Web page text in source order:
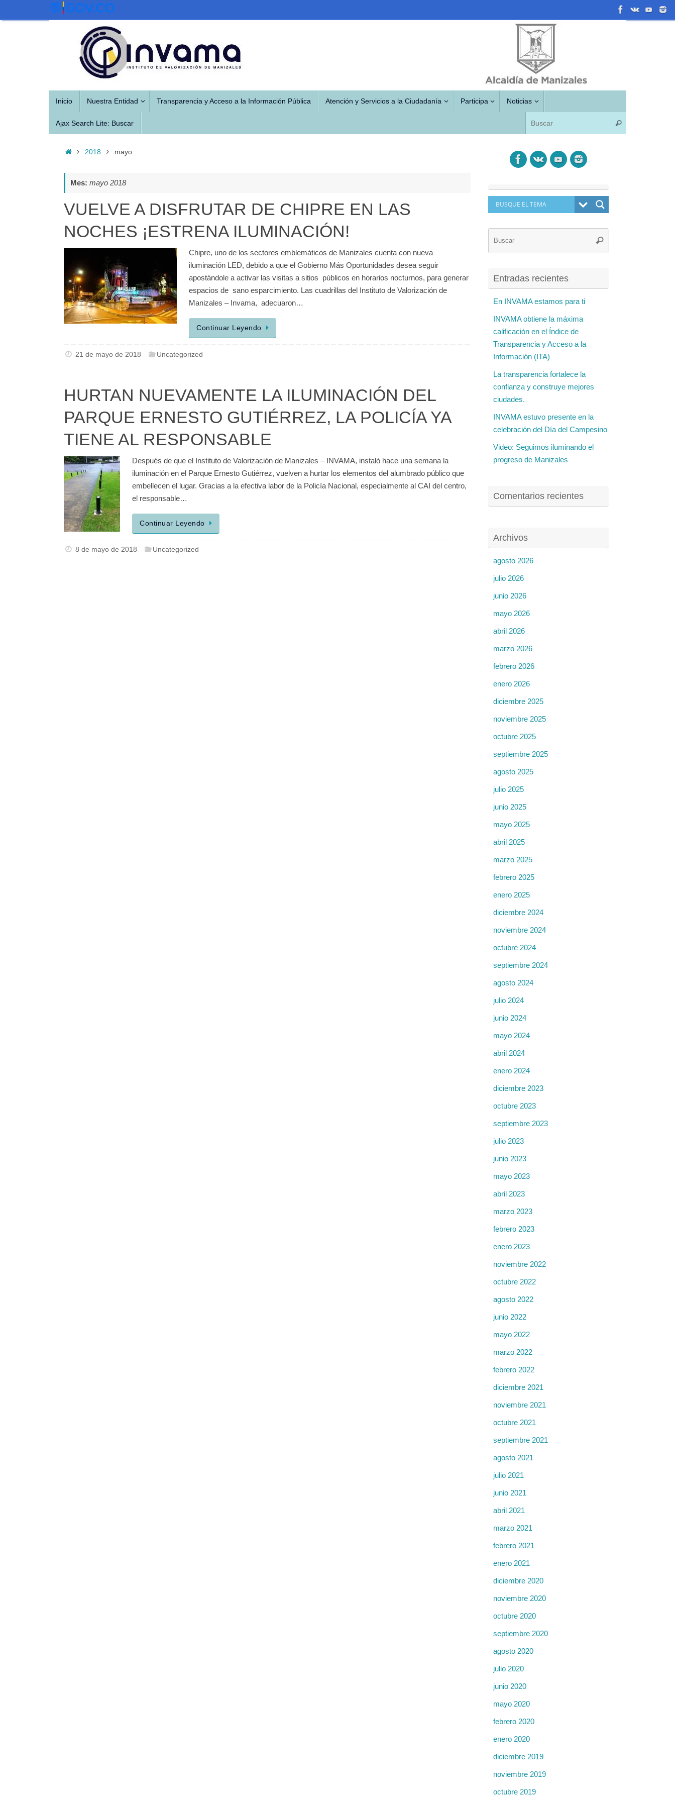
al
Inicio Nuestra Entidad Transparencia y Acceso a la Información Pública Atención y Servicios a la Ciudadanía Participa Noticias
Ajax Search Lite: Buscar Buscar
Inicio2018 mayo
Mes: mayo 2018
VUELVE A DISFRUTAR DE CHIPRE EN LAS
NOCHES ¡ESTRENA ILUMINACIÓN!
Chipre, uno de los sectores emblemáticos de Manizales cuenta con nueva
iluminación LED, debido a que el Gobierno Más Oportunidades desea seguir
apostándole a activar las visitas a sitios públicos en horarios nocturnos, para generar
espacios de sano esparcimiento. Las cuadrillas del Instituto de Valorización de
Manizales – Invama, adecuaron…
Continuar Leyendo
21 de mayo de 2018 Uncategorized
HURTAN NUEVAMENTE LA ILUMINACIÓN DEL
PARQUE ERNESTO GUTIÉRREZ, LA POLICÍA YA
TIENE AL RESPONSABLE
Después de que el Instituto de Valorización de Manizales – INVAMA, instaló hace una semana la
iluminación en el Parque Ernesto Gutiérrez, vuelven a hurtar los elementos del alumbrado público que
embellecen el lugar. Gracias a la efectiva labor de la Policía Nacional, especialmente al CAI del centro,
el responsable…
Continuar Leyendo
8 de mayo de 2018 Uncategorized
Buscar
Entradas recientes
En INVAMA estamos para ti
INVAMA obtiene la máxima
calificación en el Índice de
Transparencia y Acceso a la
Información (ITA)
La transparencia fortalece la
confianza y construye mejores
ciudades.
INVAMA estuvo presente en la
celebración del Día del Campesino
Video: Seguimos iluminando el
progreso de Manizales
Comentarios recientes
Archivos
agosto 2026
julio 2026
junio 2026
mayo 2026
abril 2026
marzo 2026
febrero 2026
enero 2026
diciembre 2025
noviembre 2025
octubre 2025
septiembre 2025
agosto 2025
julio 2025
junio 2025
mayo 2025
abril 2025
marzo 2025
febrero 2025
enero 2025
diciembre 2024
noviembre 2024
octubre 2024
septiembre 2024
agosto 2024
julio 2024
junio 2024
mayo 2024
abril 2024
enero 2024
diciembre 2023
octubre 2023
septiembre 2023
julio 2023
junio 2023
mayo 2023
abril 2023
marzo 2023
febrero 2023
enero 2023
noviembre 2022
octubre 2022
agosto 2022
junio 2022
mayo 2022
marzo 2022
febrero 2022
diciembre 2021
noviembre 2021
octubre 2021
septiembre 2021
agosto 2021
julio 2021
junio 2021
abril 2021
marzo 2021
febrero 2021
enero 2021
diciembre 2020
noviembre 2020
octubre 2020
septiembre 2020
agosto 2020
julio 2020
junio 2020
mayo 2020
febrero 2020
enero 2020
diciembre 2019
noviembre 2019
octubre 2019